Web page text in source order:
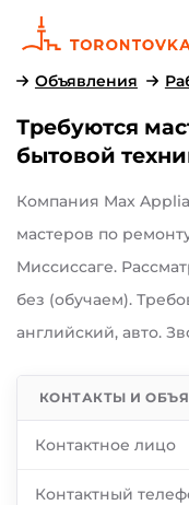
Объявления
Требуются
бытовой
Компания Max
мастеров по
Миссиссаге.
без (обучаем).
английский, авто.
КОНТАКТЫ И
Контактное лицо
Контактный